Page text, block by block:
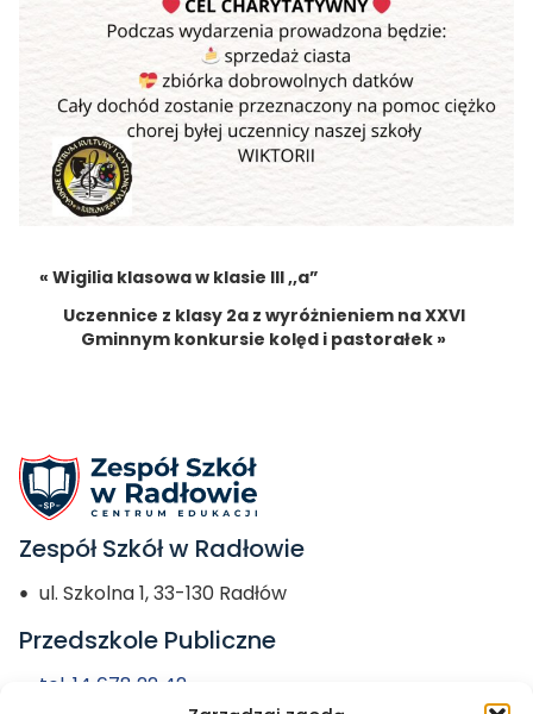
« Wigilia klasowa w klasie III ,,a”
Uczennice z klasy 2a z wyróżnieniem na XXVI
Gminnym konkursie kolęd i pastorałek »
Zespół Szkół w Radłowie
ul. Szkolna 1, 33-130 Radłów
Przedszkole Publiczne
tel. 14 678 22 42